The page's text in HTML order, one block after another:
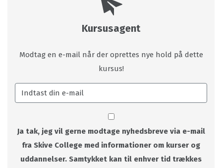
Kursusagent
Modtag en e-mail når der oprettes nye hold på dette
kursus!
Ja tak, jeg vil gerne modtage nyhedsbreve via e-mail
fra Skive College med informationer om kurser og
uddannelser. Samtykket kan til enhver tid trækkes